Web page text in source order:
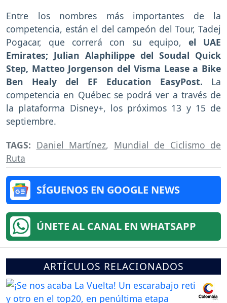
Entre los nombres más importantes de la
competencia, están el del campeón del Tour, Tadej
Pogacar, que correrá con su equipo, el UAE
Emirates; Julian Alaphilippe del Soudal Quick
Step, Matteo Jorgenson del Visma Lease a Bike
Ben Healy del EF Education EasyPost. La
competencia en Québec se podrá ver a través de
la plataforma Disney+, los próximos 13 y 15 de
septiembre.
TAGS: Daniel Martínez, Mundial de Ciclismo de
Ruta
SÍGUENOS EN GOOGLE NEWS
ÚNETE AL CANAL EN WHATSAPP
ARTÍCULOS RELACIONADOS